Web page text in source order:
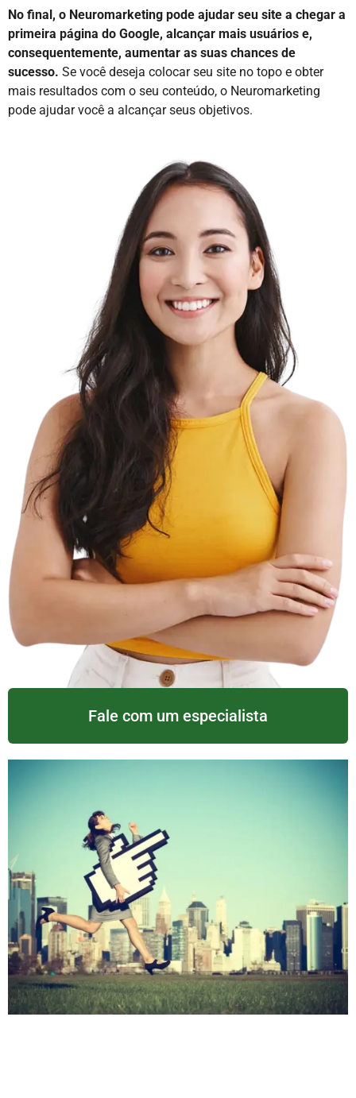
No final, o Neuromarketing pode ajudar seu site a chegar a
primeira página do Google, alcançar mais usuários e,
consequentemente, aumentar as suas chances de
sucesso. Se você deseja colocar seu site no topo e obter
mais resultados com o seu conteúdo, o Neuromarketing
pode ajudar você a alcançar seus objetivos.
Fale com um especialista